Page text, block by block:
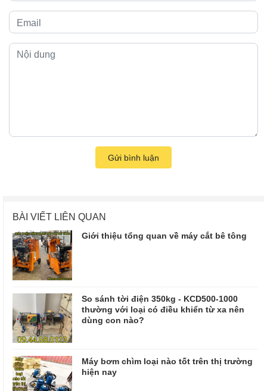
Gửi bình luận
BÀI VIẾT LIÊN QUAN
Giới thiệu tổng quan về máy cắt bê tông
So sánh tời điện 350kg - KCD500-1000
thường với loại có điều khiển từ xa nên
dùng con nào?
Máy bơm chìm loại nào tốt trên thị trường
hiện nay